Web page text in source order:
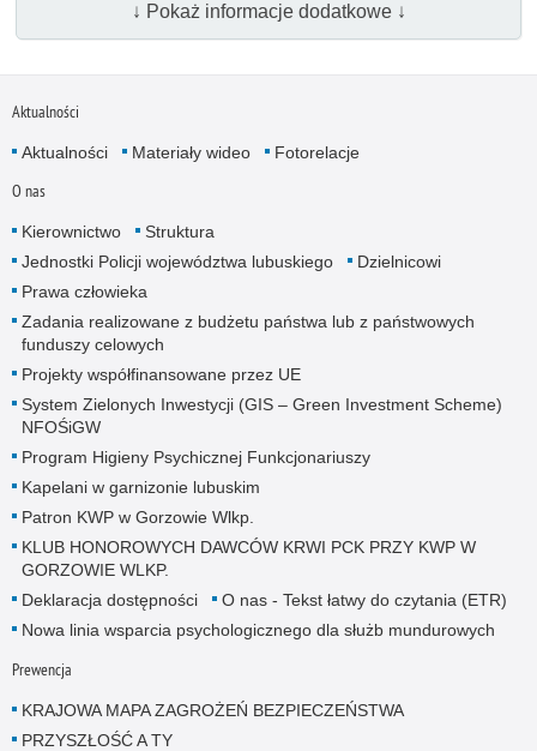
↓ Pokaż informacje dodatkowe ↓
Aktualności
Aktualności Materiały wideo Fotorelacje
O nas
Kierownictwo
Struktura
Jednostki Policji województwa lubuskiego
Dzielnicowi
Prawa człowieka
Zadania realizowane z budżetu państwa lub z państwowych
funduszy celowych
Projekty współfinansowane przez UE
System Zielonych Inwestycji (GIS – Green Investment Scheme)
NFOŚiGW
Program Higieny Psychicznej Funkcjonariuszy
Kapelani w garnizonie lubuskim
Patron KWP w Gorzowie Wlkp.
KLUB HONOROWYCH DAWCÓW KRWI PCK PRZY KWP W
GORZOWIE WLKP.
Deklaracja dostępności
O nas - Tekst łatwy do czytania (ETR)
Nowa linia wsparcia psychologicznego dla służb mundurowych
Prewencja
KRAJOWA MAPA ZAGROŻEŃ BEZPIECZEŃSTWA
PRZYSZŁOŚĆ A TY